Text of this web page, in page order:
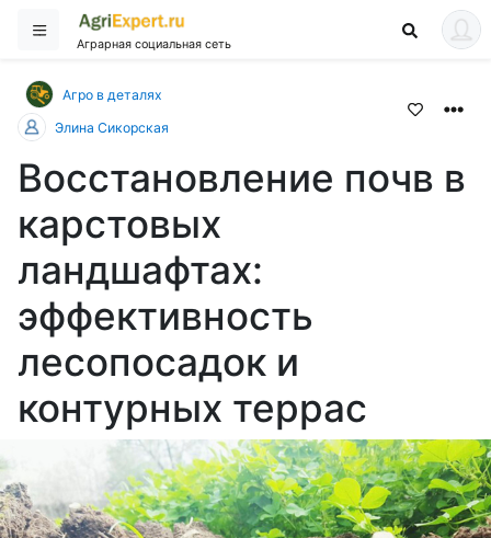
Аграрная социальная сеть
Агро в деталях
Элина Сикорская
Восстановление почв в
карстовых
ландшафтах:
эффективность
лесопосадок и
контурных террас